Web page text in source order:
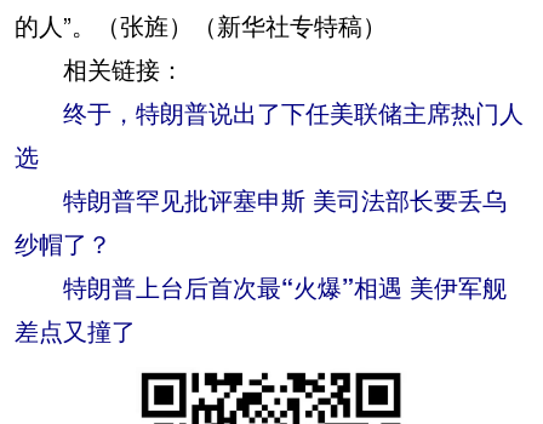
的人”。（张旌）（新华社专特稿）
相关链接：
终于，特朗普说出了下任美联储主席热门人
选
特朗普罕见批评塞申斯 美司法部长要丢乌
纱帽了？
特朗普上台后首次最“火爆”相遇 美伊军舰
差点又撞了